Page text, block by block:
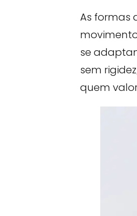
As formas
se
sem
quem